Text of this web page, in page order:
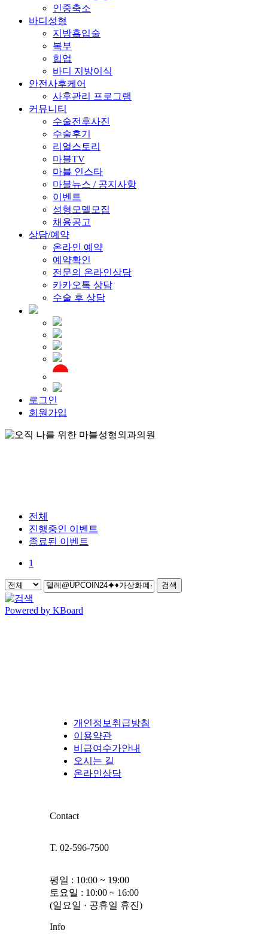
인중축소
바디성형
지방흡입술
복부
힙업
바디 지방이식
안전사후케어
사후관리 프로그램
커뮤니티
수술전후사진
수술후기
리얼스토리
마블TV
마블 인스타
마블뉴스 / 공지사항
이벤트
성형모델모집
채용공고
상담/예약
온라인 예약
예약확인
전문의 온라인상담
카카오톡 상담
수술 후 상담
로그인
회원가입
전체
진행중인 이벤트
종료된 이벤트
1
검색
Powered by KBoard
개인정보취급방침
이용약관
비급여수가안내
오시는 길
온라인상담
Contact
T. 02-596-7500
평일 : 10:00 ~ 19:00
토요일 : 10:00 ~ 16:00
(일요일 · 공휴일 휴진)
Info